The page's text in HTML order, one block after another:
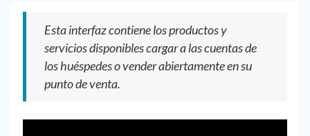
Esta interfaz contiene los productos y
servicios disponibles cargar a las cuentas de
los huéspedes o vender abiertamente en su
punto de venta.